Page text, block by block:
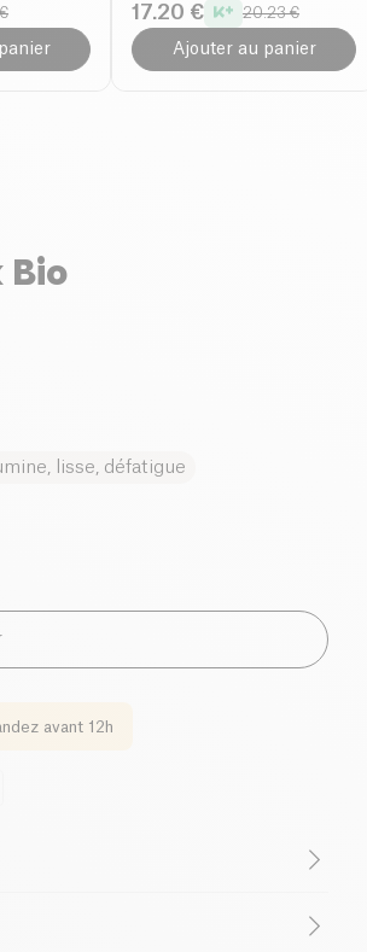
17.20 € 20.23 €
Ajouter au panier
Bio
lisse, défatigue
avant 12h